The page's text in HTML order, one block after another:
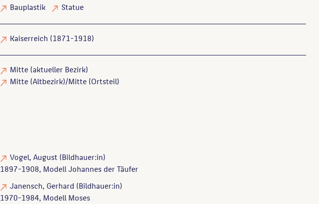
Bauplastik Statue
Kaiserreich (1871-1918)
Mitte (aktueller Bezirk)
Mitte (Altbezirk)/Mitte (Ortsteil)
Vogel, August (Bildhauer:in)
1897-1908, Modell Johannes der Täufer
Janensch, Gerhard (Bildhauer:in)
1970-1984, Modell Moses